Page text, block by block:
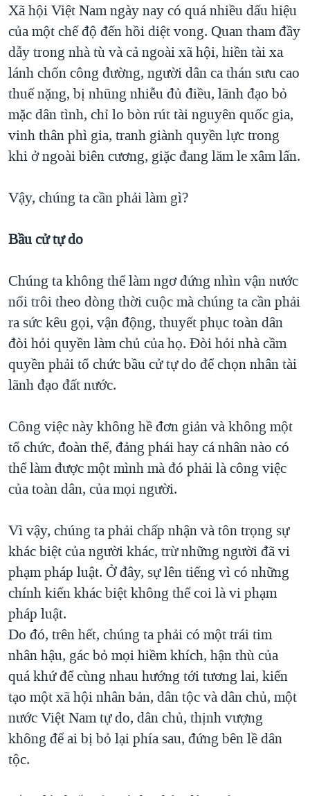
Xã hội Việt Nam ngày nay có quá nhiều dấu hiệu
của một chế độ đến hồi diệt vong. Quan tham đầy
dẫy trong nhà tù và cả ngoài xã hội, hiền tài xa
lánh chốn công đường, người dân ca thán sưu cao
thuế nặng, bị nhũng nhiễu đủ điều, lãnh đạo bỏ
mặc dân tình, chỉ lo bòn rút tài nguyên quốc gia,
vinh thân phì gia, tranh giành quyền lực trong
khi ở ngoài biên cương, giặc đang lăm le xâm lấn.
Vậy, chúng ta cần phải làm gì?
Bầu cử tự do
Chúng ta không thể làm ngơ đứng nhìn vận nước
nổi trôi theo dòng thời cuộc mà chúng ta cần phải
ra sức kêu gọi, vận động, thuyết phục toàn dân
đòi hỏi quyền làm chủ của họ. Đòi hỏi nhà cầm
quyền phải tổ chức bầu cử tự do để chọn nhân tài
lãnh đạo đất nước.
Công việc này không hề đơn giản và không một
tổ chức, đoàn thể, đảng phái hay cá nhân nào có
thể làm được một mình mà đó phải là công việc
của toàn dân, của mọi người.
Vì vậy, chúng ta phải chấp nhận và tôn trọng sự
khác biệt của người khác, trừ những người đã vi
phạm pháp luật. Ở đây, sự lên tiếng vì có những
chính kiến khác biệt không thể coi là vi phạm
pháp luật.
Do đó, trên hết, chúng ta phải có một trái tim
nhân hậu, gác bỏ mọi hiềm khích, hận thù của
quá khứ để cùng nhau hướng tới tương lai, kiến
tạo một xã hội nhân bản, dân tộc và dân chủ, một
nước Việt Nam tự do, dân chủ, thịnh vượng
không để ai bị bỏ lại phía sau, đứng bên lề dân
tộc.